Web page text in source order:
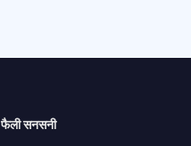
फैली सनसनी